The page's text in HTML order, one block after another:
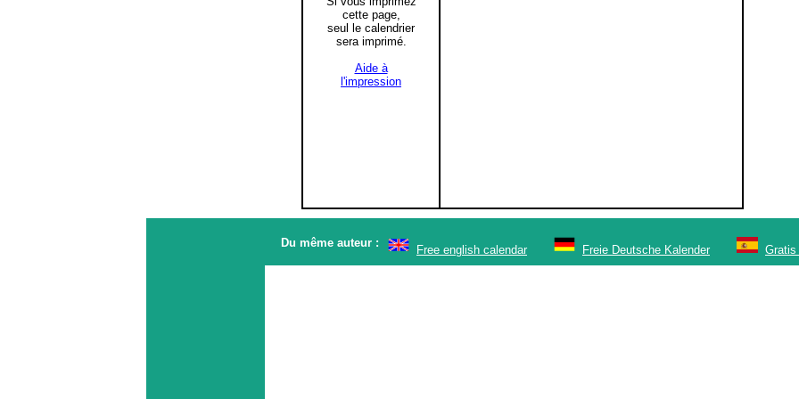
cette page,
seul le calendrier
sera imprimé.
Aide à
l'impression
Du même auteur :
Free english calendar Freie Deutsche Kalender Gratis